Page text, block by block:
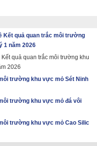
Kết quả quan trắc môi trường
1 năm 2026
quả quan trắc môi trường khu
2026
trường khu vực mỏ Sét Ninh
trường khu vực mỏ đá vôi
trường khu vực mỏ Cao Silic